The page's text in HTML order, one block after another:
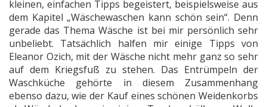
kleinen, einfachen Tipps begeistert, beispielsweise aus
dem Kapitel „Wäschewaschen kann schön sein“. Denn
gerade das Thema Wäsche ist bei mir persönlich sehr
unbeliebt. Tatsächlich halfen mir einige Tipps von
Eleanor Ozich, mit der Wäsche nicht mehr ganz so sehr
auf dem Kriegsfuß zu stehen. Das Entrümpeln der
Waschküche gehörte in diesem Zusammenhang
ebenso dazu, wie der Kauf eines schönen Weidenkorbs